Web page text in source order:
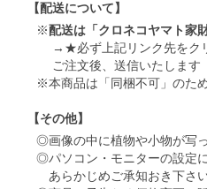
【配送について】
※配送は「クロネコヤマト家
→★必ず上記リンク先をクリ
ご注文後、送信いたします
※本商品は「同梱不可」のた
【その他】
◎画像の中に植物や小物が写
◎パソコン・モニターの設定
あらかじめご承知おき下さい